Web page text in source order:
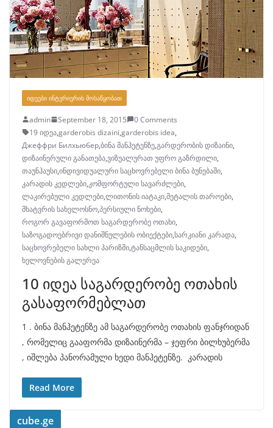
ᲘᲓᲔᲔᲑᲘ ᲘᲜᲢᲔᲠᲘᲔᲠᲘᲡ ᲛᲝᲡᲐᲬᲧᲝᲑᲐᲗ
admin September 18, 2015
0 Comments
19 იდეა,garderobis dizaini,garderobis idea,
Джеффри Билхьюбер,ბინა მანჰეტენზე,გარდერობის დიზაინი,
დიზაინერული განათება,ვიზუალურათ უფრო გაზრდილი,
თაუნჰაუსი,ინდივიდუალური საცხოვრებელი ბინა ბუნებაში,
კარადის კედლები,კომფორტული სავარძლები,
ლაკირებული კედლები,ლითონის იატაკი,მეტალის თაროები,
მხატვრის სახელოსნო,პერსიული ნოხები,
როგორ გავაფორმოთ საგარდერობე ოთახი,
საზოგადოებრივი დანიშნულების ობიექტები,სარკიანი კარადა,
საცხოვრებელი სახლი პარიზში,ტანსაცმლის საკიდები,
ხელოვნების გალერეა
10 იდეა საგარდერობე ოთახის
გასაფორმებლათ
1 . ბინა მანჰეტენზე ამ საგარდერობე ოთახის ფანჯრიდან
, რომელიც გააფორმა დიზაინერმა – ჯეფრი ბილხუბერმა
, იშლება პანორამული ხედი მანჰეტენზე. კარადის
Read More
cube.ge